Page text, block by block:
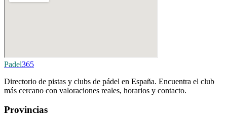
Padel365
Directorio de pistas y clubs de pádel en España. Encuentra el club
más cercano con valoraciones reales, horarios y contacto.
Provincias